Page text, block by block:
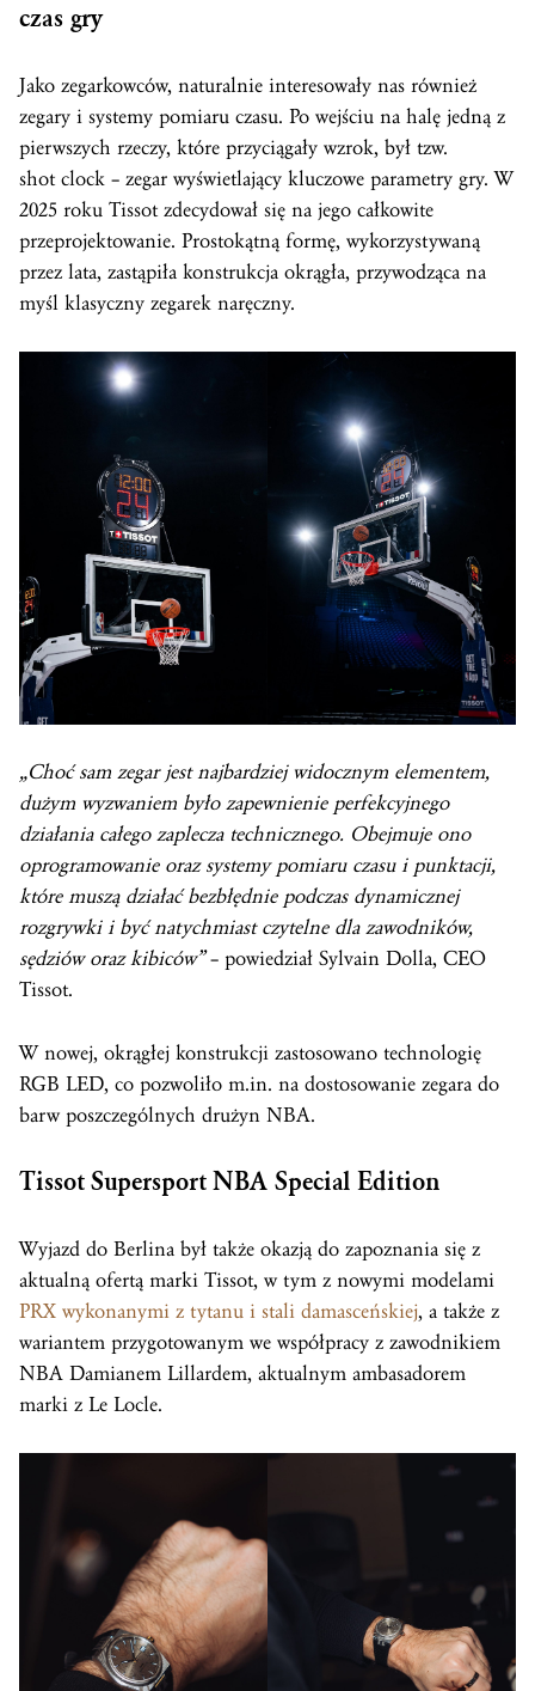
czas gry
Jako zegarkowców, naturalnie interesowały nas również
zegary i systemy pomiaru czasu. Po wejściu na halę jedną z
pierwszych rzeczy, które przyciągały wzrok, był tzw.
shot clock – zegar wyświetlający kluczowe parametry gry. W
2025 roku Tissot zdecydował się na jego całkowite
przeprojektowanie. Prostokątną formę, wykorzystywaną
przez lata, zastąpiła konstrukcja okrągła, przywodząca na
myśl klasyczny zegarek naręczny.
„Choć sam zegar jest najbardziej widocznym elementem,
dużym wyzwaniem było zapewnienie perfekcyjnego
działania całego zaplecza technicznego. Obejmuje ono
oprogramowanie oraz systemy pomiaru czasu i punktacji,
które muszą działać bezbłędnie podczas dynamicznej
rozgrywki i być natychmiast czytelne dla zawodników,
sędziów oraz kibiców”– powiedział Sylvain Dolla, CEO
Tissot.
W nowej, okrągłej konstrukcji zastosowano technologię
RGB LED, co pozwoliło m.in. na dostosowanie zegara do
barw poszczególnych drużyn NBA.
Tissot Supersport NBA Special Edition
Wyjazd do Berlina był także okazją do zapoznania się z
aktualną ofertą marki Tissot, w tym z nowymi modelami
PRX wykonanymi z tytanu i stali damasceńskiej, a także z
wariantem przygotowanym we współpracy z zawodnikiem
NBA Damianem Lillardem, aktualnym ambasadorem
marki z Le Locle.